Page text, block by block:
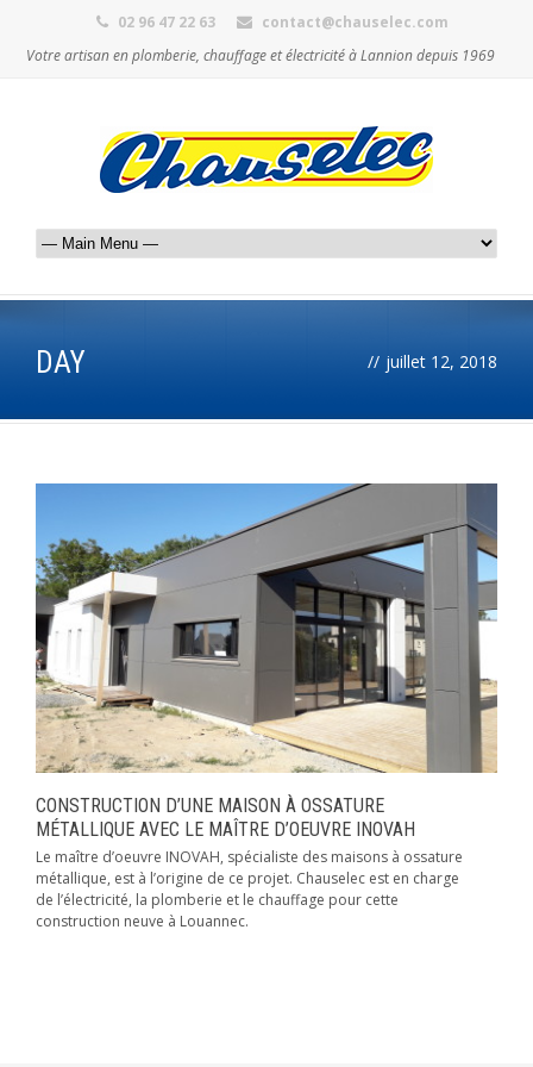
02 96 47 22 63
contact@chauselec.com
Votre artisan en plomberie, chauffage et électricité à Lannion depuis 1969
DAY // juillet 12, 2018
CONSTRUCTION D’UNE MAISON À OSSATURE
MÉTALLIQUE AVEC LE MAÎTRE D’OEUVRE INOVAH
Le maître d’oeuvre INOVAH, spécialiste des maisons à ossature
métallique, est à l’origine de ce projet. Chauselec est en charge
de l’électricité, la plomberie et le chauffage pour cette
construction neuve à Louannec.